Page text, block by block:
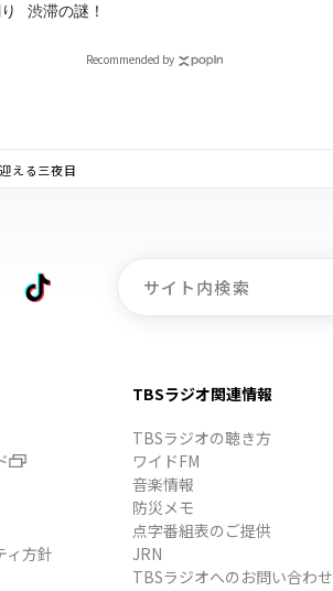
渋滞の謎！
Recommended by
える三夜目
ィ方針
TBSラジオ関連情報
TBSラジオの聴き方
ワイドFM
音楽情報
防災メモ
点字番組表のご提供
JRN
TBSラジオへのお問い合わせ